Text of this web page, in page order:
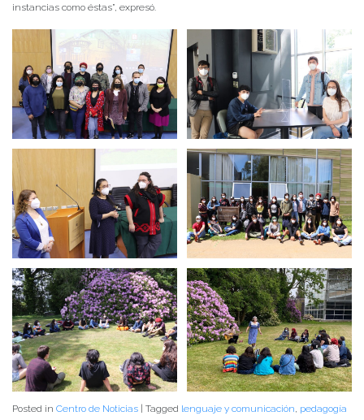
instancias como éstas”, expresó.
Posted in Centro de Noticias Tagged lenguaje y comunicación, pedagogía